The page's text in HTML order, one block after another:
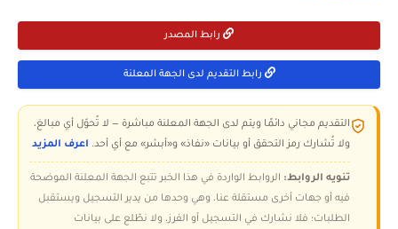
رابط المصدر
رابط التقديم لدى الجهة المعلنة
التقديم مجاني دائمًا ويتم لدى الجهة المعلنة مباشرة — لا تُحوّل أي مبالغ،
ولا تُشارك رمز التحقق أو بيانات «نفاذ» و«أبشر» مع أي أحد. اعرف المزيد
تنويه الروابط: الروابط الواردة في هذا الخبر تتبع الجهة المعلنة الموضحة
فيه أو جهات أخرى مستقلة عنا، وهي وحدها من يدير التسجيل ويستقبل
الطلبات؛ فلا نشارك في التسجيل أو الفرز، ولا نطّلع على بيانات